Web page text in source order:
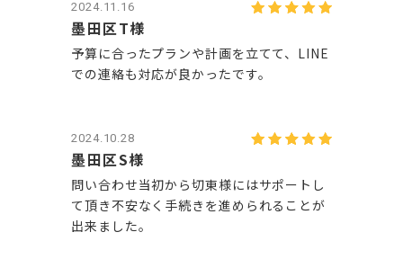
2024.11.16
墨田区T様
予算に合ったプランや計画を立てて、LINE
での連絡も対応が良かったです。
2024.10.28
墨田区S様
問い合わせ当初から切東様にはサポートし
て頂き不安なく手続きを進められることが
出来ました。